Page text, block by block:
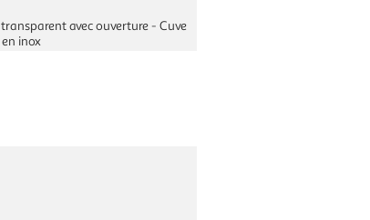
avec ouverture - Cuve
inox